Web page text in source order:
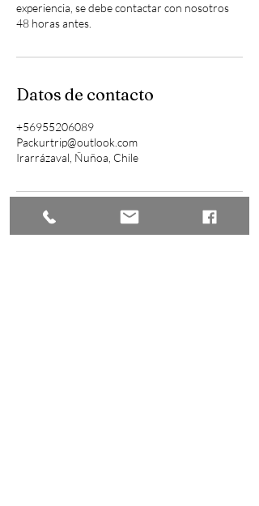
experiencia, se debe contactar con nosotros
48 horas antes.
Datos de contacto
+56955206089
Packurtrip@outlook.com
Irarrázaval, Ñuñoa, Chile